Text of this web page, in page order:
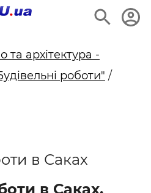
та архітектура -
роботи" /
в Саках
в Саках.